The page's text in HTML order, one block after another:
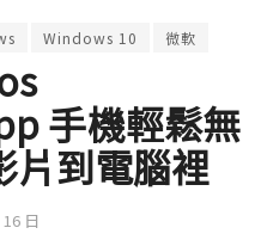
Windows 10 微軟
手機輕鬆無
片到電腦裡
日